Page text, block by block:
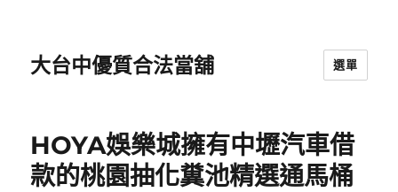
大台中優質合法當舖 選單
HOYA娛樂城擁有中壢汽車借
款的桃園抽化糞池精選通馬桶